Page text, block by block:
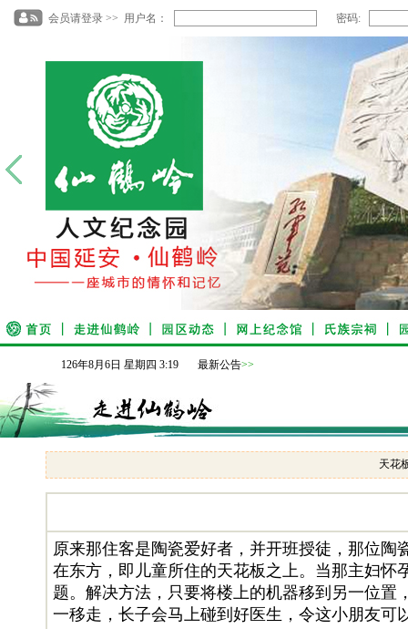
会员请登录 >> 用户名： 密码:
126年8月6日星期四3:19 最新公告>>
天花
原来那住客是陶瓷爱好者，并开班授徒，那位
在东方，即儿童所住的天花板之上。当那主妇
题。解决方法，只要将楼上的机器移到另一位
一移走，长子会马上碰到好医生，令这小朋友可